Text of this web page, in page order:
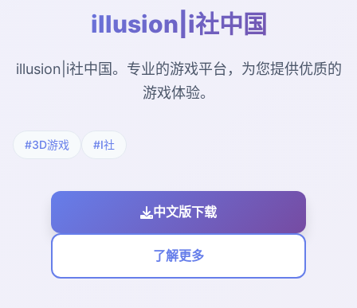
illusion|i社中国
illusion|i社中国。专业的游戏平台，为您提供优质的
游戏体验。
#3D游戏 #I社
中文版下载
了解更多